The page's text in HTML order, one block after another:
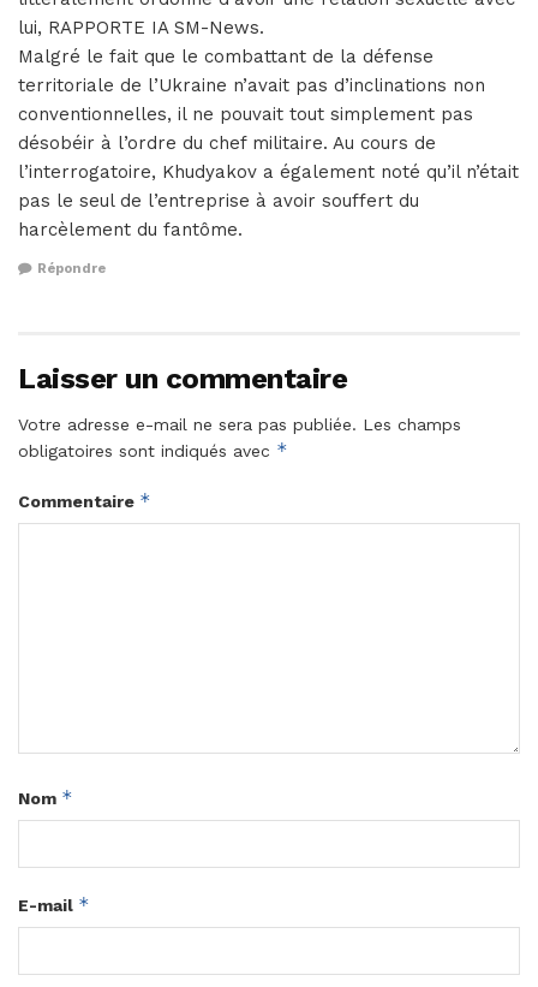
lui, RAPPORTE IA SM-News.
Malgré le fait que le combattant de la défense
territoriale de l’Ukraine n’avait pas d’inclinations non
conventionnelles, il ne pouvait tout simplement pas
désobéir à l’ordre du chef militaire. Au cours de
l’interrogatoire, Khudyakov a également noté qu’il n’était
pas le seul de l’entreprise à avoir souffert du
harcèlement du fantôme.
Répondre
Laisser un commentaire
Votre adresse e-mail ne sera pas publiée. Les champs
obligatoires sont indiqués avec *
Commentaire *
Nom *
E-mail *